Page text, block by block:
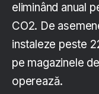
eliminând anual
CO2. De
instaleze peste
pe magazinele
operează.